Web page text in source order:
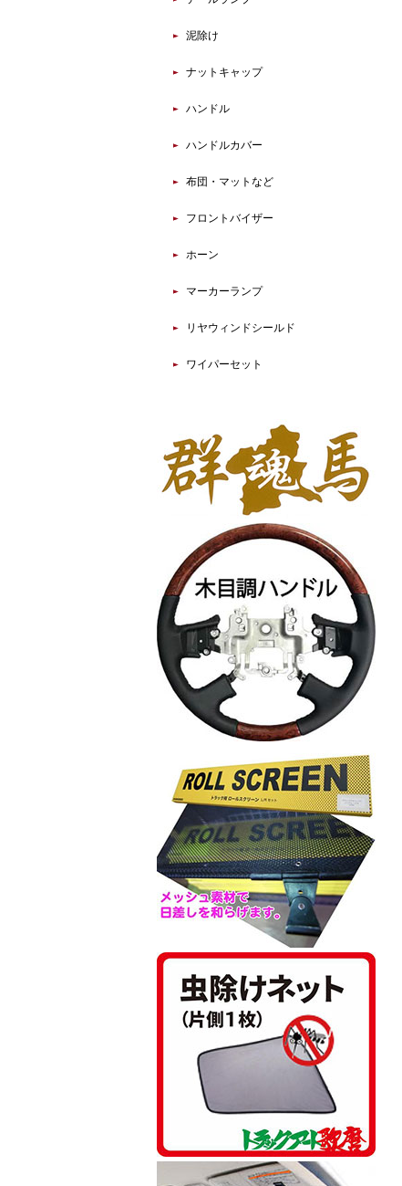
泥除け
ナットキャップ
ハンドル
ハンドルカバー
布団・マットなど
フロントバイザー
ホーン
マーカーランプ
リヤウィンドシールド
ワイパーセット